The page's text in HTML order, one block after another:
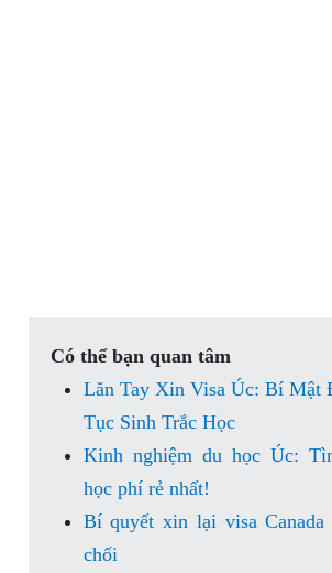
Có thể bạn quan tâm
Lăn Tay Xin Visa Úc: Bí Mật
Tục Sinh Trắc Học
Kinh nghiệm du học Úc:
học phí rẻ nhất!
Bí quyết xin lại visa
chối